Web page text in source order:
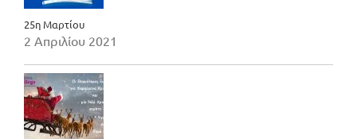
25η Μαρτίου
2 Απριλίου 2021